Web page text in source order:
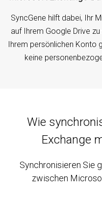
SyncGene hilft dabei, Ihr
auf Ihrem Google Drive
Ihrem persönlichen Konto
keine
Wie
Exchange
Synchronisieren Sie
zwischen